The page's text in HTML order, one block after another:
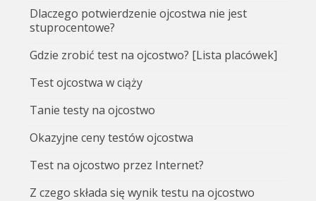
Dlaczego potwierdzenie ojcostwa nie jest
stuprocentowe?
Gdzie zrobić test na ojcostwo? [Lista placówek]
Test ojcostwa w ciąży
Tanie testy na ojcostwo
Okazyjne ceny testów ojcostwa
Test na ojcostwo przez Internet?
Z czego składa się wynik testu na ojcostwo